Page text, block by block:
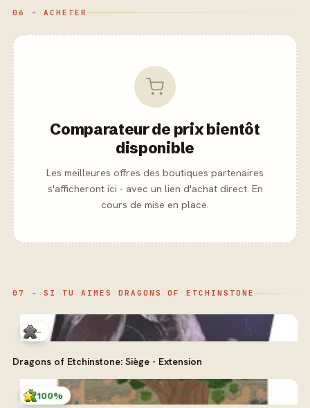
06 - ACHETER
Comparateur de prix bientôt
disponible
Les meilleures offres des boutiques partenaires
s'afficheront ici - avec un lien d'achat direct. En
cours de mise en place.
07 - SI TU AIMES DRAGONS OF ETCHINSTONE
-
Dragons of Etchinstone: Siège - Extension
100%